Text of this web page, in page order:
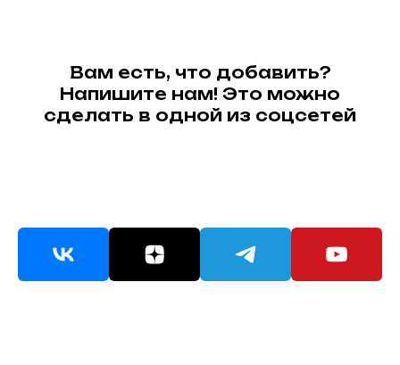
Вам есть, что добавить?
Напишите нам! Это можно
сделать в одной из соцсетей